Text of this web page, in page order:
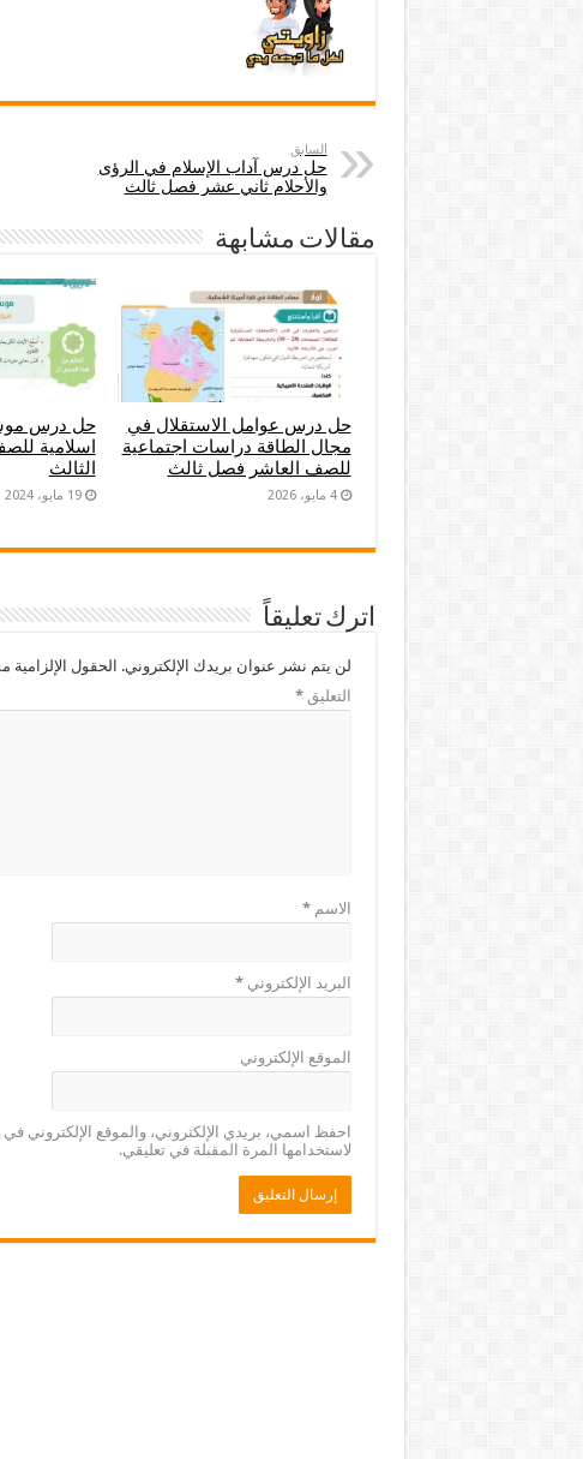
السابق
حل درس آداب الإسلام في الرؤى
والأحلام ثاني عشر فصل ثالث
مقالات مشابهة
حل درس عوامل الاستقلال في
مجال الطاقة دراسات اجتماعية
للصف العاشر فصل ثالث
4 مايو، 2026
حل درس
اسلامية
الثالث
19 مايو، 2024
اترك تعليقاً
لن يتم نشر عنوان بريدك الإلكتروني. الحقول الإلزامية
التعليق*
الاسم*
البريد الإلكتروني*
الموقع الإلكتروني
احفظ اسمي، بريدي الإلكتروني، والموقع الإلكتروني
لاستخدامها المرة المقبلة في تعليقي.